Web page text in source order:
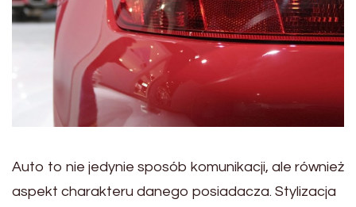
Auto to nie jedynie sposób komunikacji, ale również
aspekt charakteru danego posiadacza. Stylizacja